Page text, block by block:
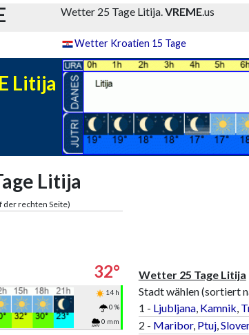
Wetter 25 Tage Litija.VREME.us
Wetter Kroatien 15 Tage
Litija
Litija
der rechten Seite)
32°
14 h
0 %
0 mm
Wetter 25 Tage Litija
Stadt wählen (sortiert
1 - Ljubljana, Kamnik,
2 - Maribor, Ptuj,